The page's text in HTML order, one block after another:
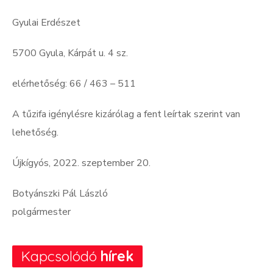
Gyulai Erdészet
5700 Gyula, Kárpát u. 4 sz.
elérhetőség: 66 / 463 – 511
A tűzifa igénylésre kizárólag a fent leírtak szerint van
lehetőség.
Újkígyós, 2022. szeptember 20.
Botyánszki Pál László
polgármester
Kapcsolódó hírek